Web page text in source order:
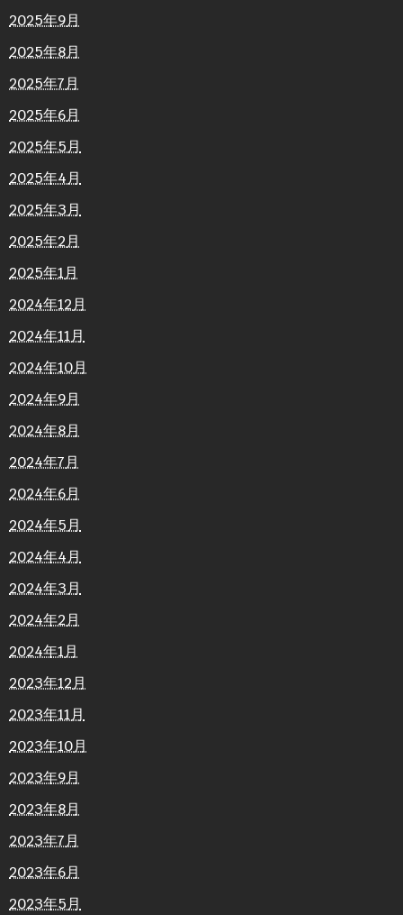
2025年9月
2025年8月
2025年7月
2025年6月
2025年5月
2025年4月
2025年3月
2025年2月
2025年1月
2024年12月
2024年11月
2024年10月
2024年9月
2024年8月
2024年7月
2024年6月
2024年5月
2024年4月
2024年3月
2024年2月
2024年1月
2023年12月
2023年11月
2023年10月
2023年9月
2023年8月
2023年7月
2023年6月
2023年5月